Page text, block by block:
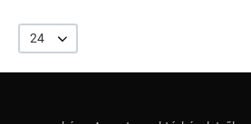
24